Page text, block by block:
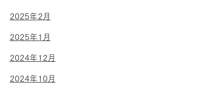
2025年2月
2025年1月
2024年12月
2024年10月